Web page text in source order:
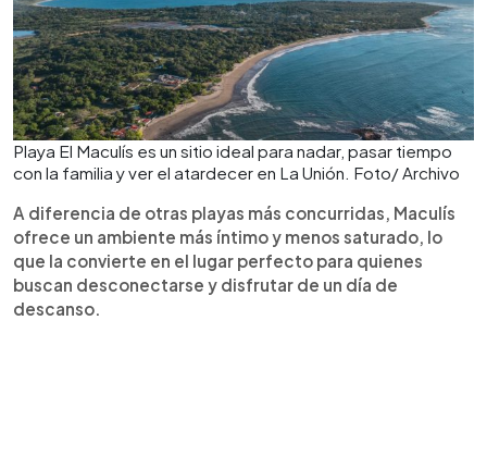
Playa El Maculís es un sitio ideal para nadar, pasar tiempo
con la familia y ver el atardecer en La Unión. Foto/ Archivo
A diferencia de otras playas más concurridas, Maculís
ofrece un ambiente más íntimo y menos saturado, lo
que la convierte en el lugar perfecto para quienes
buscan desconectarse y disfrutar de un día de
descanso.